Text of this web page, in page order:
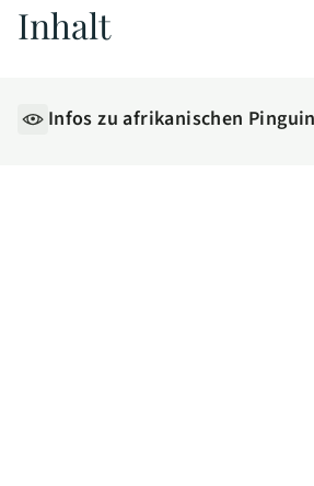
Inhalt
Infos zu afrikanischen